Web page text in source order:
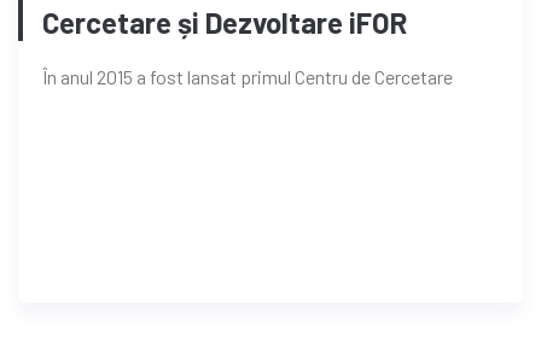
Cercetare și Dezvoltare iFOR
În anul 2015 a fost lansat primul Centru de Cercetare